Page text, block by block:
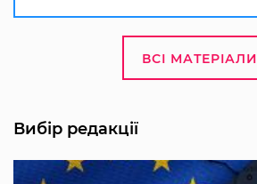
ВСІ МАТЕРІАЛИ
Вибір редакції